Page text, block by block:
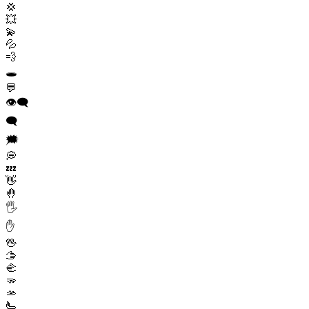
💢
💥
💫
💦
💨
🕳️
💬
👁️‍🗨️
🗨️
🗯️
💭
💤
👋
🤚
🖐️
✋
🖖
🫱
🫲
🫳
🫴
🫷